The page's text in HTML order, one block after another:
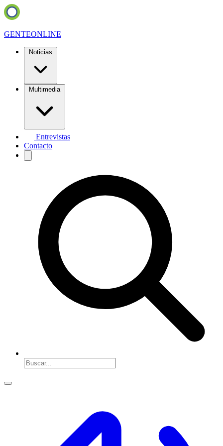
GENTEONLINE
Noticias
Multimedia
Entrevistas
Contacto